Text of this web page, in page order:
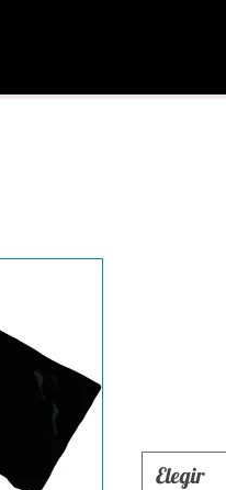
Elegir